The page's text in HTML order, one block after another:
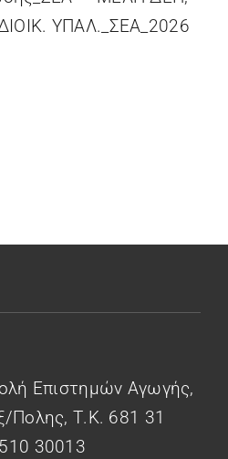
ΥΠΑΛ._ΣEA_2026
Επιστημών Αγωγής,
πολης, Τ.Κ. 681 31
30013